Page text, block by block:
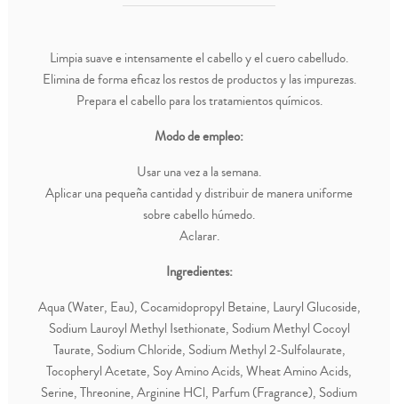
Limpia suave e intensamente el cabello y el cuero cabelludo.
Elimina de forma eficaz los restos de productos y las impurezas.
Prepara el cabello para los tratamientos químicos.
Modo de empleo:
Usar una vez a la semana.
Aplicar una pequeña cantidad y distribuir de manera uniforme
sobre cabello húmedo.
Aclarar.
Ingredientes:
Aqua (Water, Eau), Cocamidopropyl Betaine, Lauryl Glucoside,
Sodium Lauroyl Methyl Isethionate, Sodium Methyl Cocoyl
Taurate, Sodium Chloride, Sodium Methyl 2-Sulfolaurate,
Tocopheryl Acetate, Soy Amino Acids, Wheat Amino Acids,
Serine, Threonine, Arginine HCl, Parfum (Fragrance), Sodium